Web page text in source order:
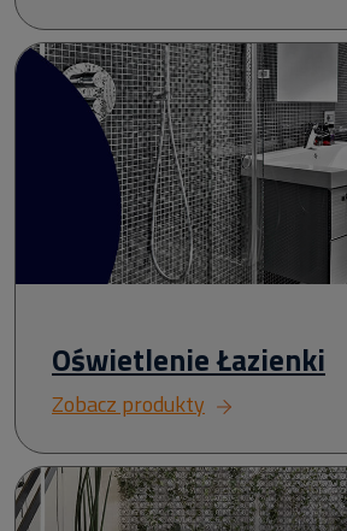
Oświetlenie Łazienki
Zobacz produkty